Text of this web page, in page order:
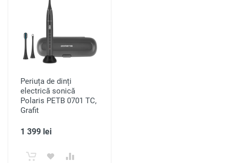
Periuța de dinți
electrică sonică
Polaris PETB 0701 TC,
Grafit
1 399 lei